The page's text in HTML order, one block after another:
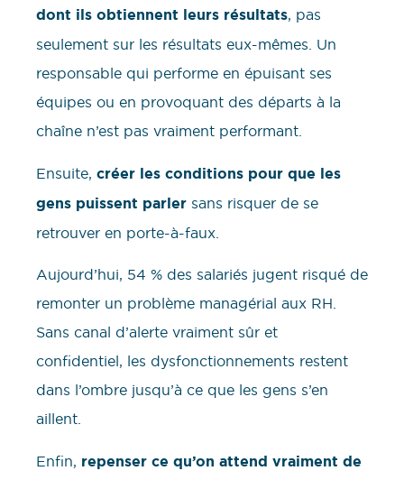
dont ils obtiennent leurs résultats, pas
seulement sur les résultats eux-mêmes. Un
responsable qui performe en épuisant ses
équipes ou en provoquant des départs à la
chaîne n’est pas vraiment performant.
Ensuite, créer les conditions pour que les
gens puissent parler sans risquer de se
retrouver en porte-à-faux.
Aujourd’hui, 54 % des salariés jugent risqué de
remonter un problème managérial aux RH.
Sans canal d’alerte vraiment sûr et
confidentiel, les dysfonctionnements restent
dans l’ombre jusqu’à ce que les gens s’en
aillent.
Enfin, repenser ce qu’on attend vraiment de